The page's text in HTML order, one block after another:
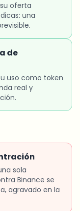
oferta
una
de
uso como token
real y
sola
Binance se
agravado en la